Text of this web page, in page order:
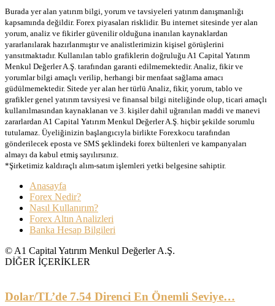
Burada yer alan yatırım bilgi, yorum ve tavsiyeleri yatırım danışmanlığı
kapsamında değildir. Forex piyasaları risklidir. Bu internet sitesinde yer alan
yorum, analiz ve fikirler güvenilir olduğuna inanılan kaynaklardan
yararlanılarak hazırlanmıştır ve analistlerimizin kişisel görüşlerini
yansıtmaktadır. Kullanılan tablo grafiklerin doğruluğu A1 Capital Yatırım
Menkul Değerler A.Ş. tarafından garanti edilmemektedir. Analiz, fikir ve
yorumlar bilgi amaçlı verilip, herhangi bir menfaat sağlama amacı
güdülmemektedir. Sitede yer alan her türlü Analiz, fikir, yorum, tablo ve
grafikler genel yatırım tavsiyesi ve finansal bilgi niteliğinde olup, ticari amaçlı
kullanılmasından kaynaklanan ve 3. kişiler dahil uğranılan maddi ve manevi
zararlardan A1 Capital Yatırım Menkul Değerler A.Ş. hiçbir şekilde sorumlu
tutulamaz. Üyeliğinizin başlangıcıyla birlikte Forexkocu tarafından
gönderilecek eposta ve SMS şeklindeki forex bültenleri ve kampanyaları
almayı da kabul etmiş sayılırsınız.
*Şirketimiz kaldıraçlı alım-satım işlemleri yetki belgesine sahiptir.
Anasayfa
Forex Nedir?
Nasıl Kullanırım?
Forex Altın Analizleri
Banka Hesap Bilgileri
© A1 Capital Yatırım Menkul Değerler A.Ş.
DİĞER İÇERİKLER
Dolar/TL’de 7.54 Direnci En Önemli Seviye…